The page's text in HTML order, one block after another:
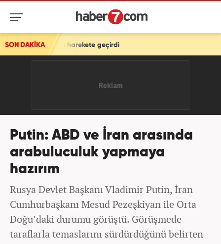
SON DAKİKA
harekete geçirdi
Putin: ABD ve İran arasında
arabuluculuk yapmaya
hazırım
Rusya Devlet Başkanı Vladimir Putin, İran
Cumhurbaşkanı Mesud Pezeşkiyan ile Orta
Doğu’daki durumu görüştü. Görüşmede
taraflarla temaslarını sürdürdüğünü belirten